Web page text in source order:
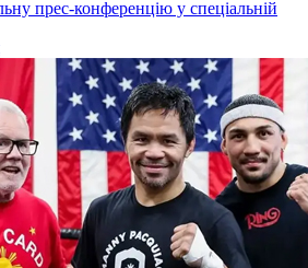
прес-конференцію у спеціальній